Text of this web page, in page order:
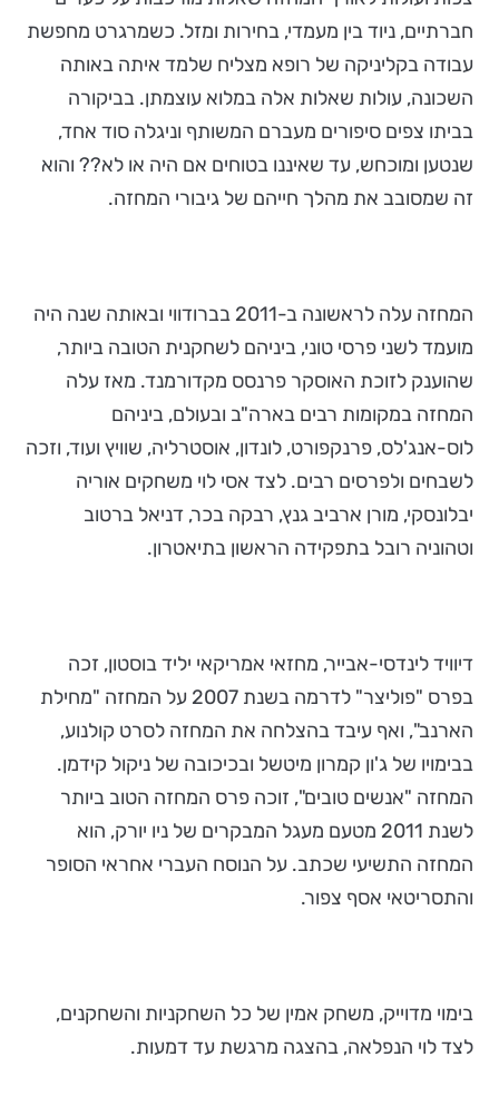
חברתיים, ניוד בין מעמדי, בחירות ומזל. כשמרגרט מחפשת
עבודה בקליניקה של רופא מצליח שלמד איתה באותה
השכונה, עולות שאלות אלה במלוא עוצמתן. בביקורה
בביתו צפים סיפורים מעברם המשותף וניגלה סוד אחד,
שנטען ומוכחש, עד שאיננו בטוחים אם היה או לא?? והוא
זה שמסובב את מהלך חייהם של גיבורי המחזה.
המחזה עלה לראשונה ב-2011 בברודווי ובאותה שנה היה
מועמד לשני פרסי טוני, ביניהם לשחקנית הטובה ביותר,
שהוענק לזוכת האוסקר פרנסס מקדורמנד. מאז עלה
המחזה במקומות רבים בארה"ב ובעולם, ביניהם
לוס-אנג'לס, פרנקפורט, לונדון, אוסטרליה, שוויץ ועוד, וזכה
לשבחים ולפרסים רבים. לצד אסי לוי משחקים אוריה
יבלונסקי, מורן ארביב גנץ, רבקה בכר, דניאל ברטוב
וטהוניה רובל בתפקידה הראשון בתיאטרון.
דיוויד לינדסי-אבייר, מחזאי אמריקאי יליד בוסטון, זכה
בפרס "פוליצר" לדרמה בשנת 2007 על המחזה "מחילת
הארנב", ואף עיבד בהצלחה את המחזה לסרט קולנוע,
בבימויו של ג'ון קמרון מיטשל ובכיכובה של ניקול קידמן.
המחזה "אנשים טובים", זוכה פרס המחזה הטוב ביותר
לשנת 2011 מטעם מעגל המבקרים של ניו יורק, הוא
המחזה התשיעי שכתב. על הנוסח העברי אחראי הסופר
והתסריטאי אסף צפור.
בימוי מדוייק, משחק אמין של כל השחקניות והשחקנים,
לצד לוי הנפלאה, בהצגה מרגשת עד דמעות.